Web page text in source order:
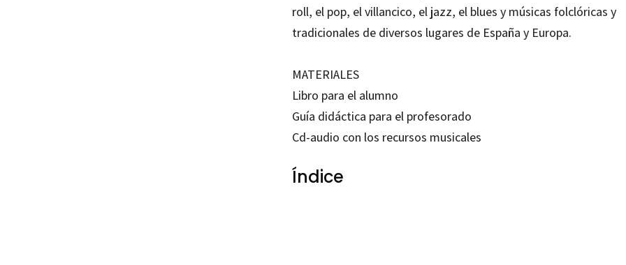
roll, el pop, el villancico, el jazz, el blues y músicas folclóricas y
tradicionales de diversos lugares de España y Europa.
MATERIALES
Libro para el alumno
Guía didáctica para el profesorado
Cd-audio con los recursos musicales
Índice